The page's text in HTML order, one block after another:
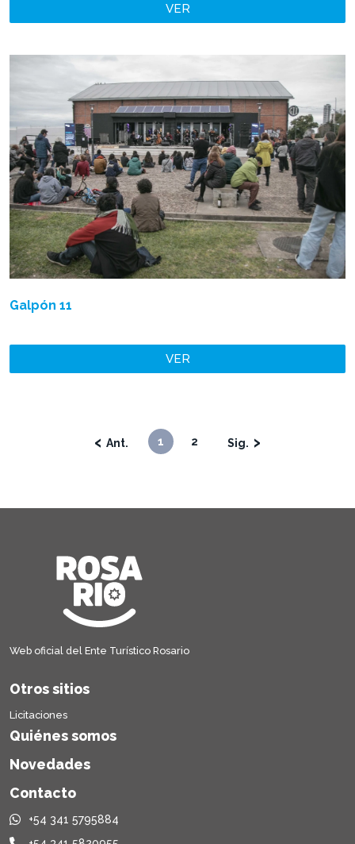
VER
Galpón 11
VER
‹ 1 2 ›
Web oficial del Ente Turístico Rosario
Otros sitios
Licitaciones
Quiénes somos
Novedades
Contacto
+54 341 5795884